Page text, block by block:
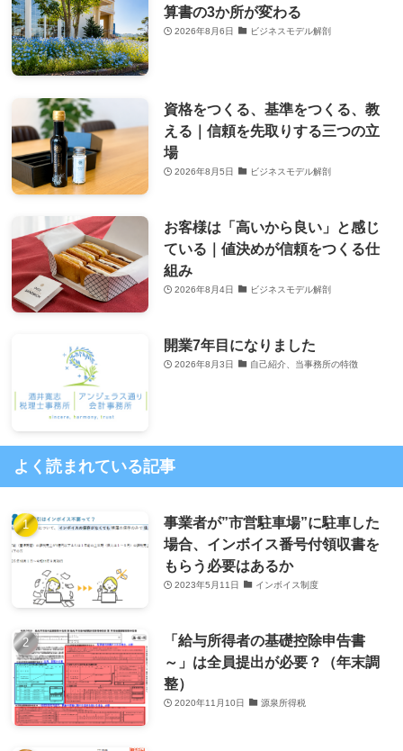
算書の3か所が変わる
2026年8月6日 ビジネスモデル解剖
資格をつくる、基準をつくる、教
える｜信頼を先取りする三つの立
場
2026年8月5日 ビジネスモデル解剖
お客様は「高いから良い」と感じ
ている｜値決めが信頼をつくる仕
組み
2026年8月4日 ビジネスモデル解剖
開業7年目になりました
2026年8月3日 自己紹介、当事務所の特徴
よく読まれている記事
事業者が”市営駐車場”に駐車した
場合、インボイス番号付領収書を
もらう必要はあるか
2023年5月11日 インボイス制度
「給与所得者の基礎控除申告書
～」は全員提出が必要？（年末調
整）
2020年11月10日 源泉所得税